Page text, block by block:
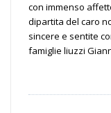
con immenso
dipartita del caro
sincere e sentite
famiglie liuzzi